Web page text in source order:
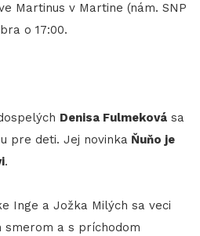
Martinus v Martine (nám. SNP
o 17:00.
Denisa Fulmeková sa
pre deti. Jej novinka Ňuňo je
.
Inge a Jožka Milých sa veci
smerom a s príchodom